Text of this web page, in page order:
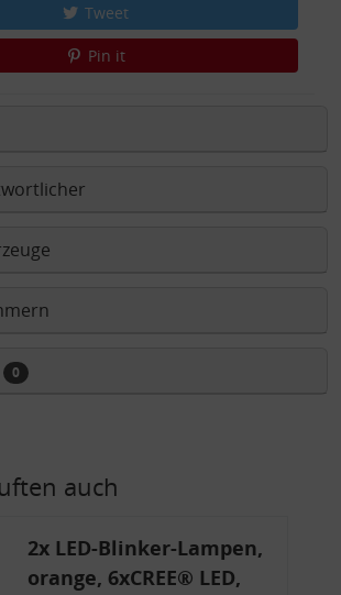
Tweet
Pin it
0
auch
2x LED-Blinker-Lampen,
orange, 6xCREE® LED,